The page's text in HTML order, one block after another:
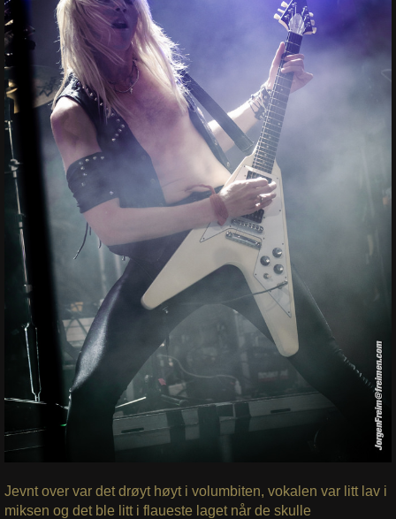
Jevnt over var det drøyt høyt i volumbiten, vokalen var litt lav i
miksen og det ble litt i flaueste laget når de skulle